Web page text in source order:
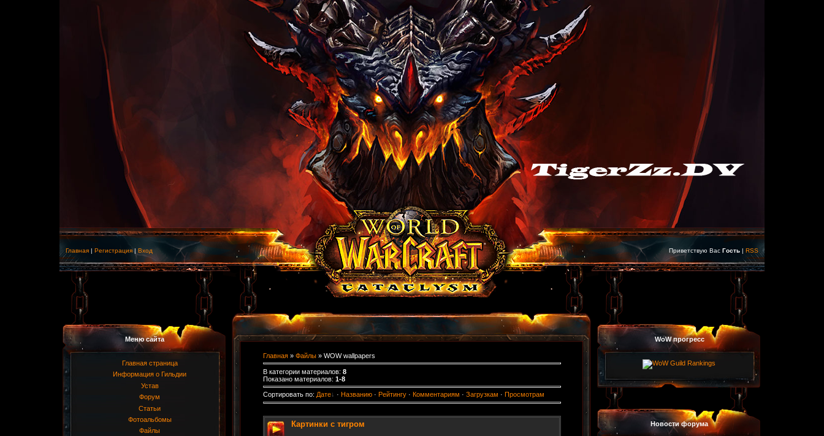
Главная | Регистрация | Вход Приветствую Вас Гость | RSS
Меню сайта
Главная страница
Информация о Гильдии
Устав
Форум
Статьи
Фотоальбомы
Файлы
Главная » Файлы » WOW wallpapers
В категории материалов: 8
Показано материалов: 1-8
Сортировать по: Дате · Названию · Рейтингу · Комментариям · Загрузкам · Просмотрам
Картинки с тигром
WoW прогресс
Новости форума